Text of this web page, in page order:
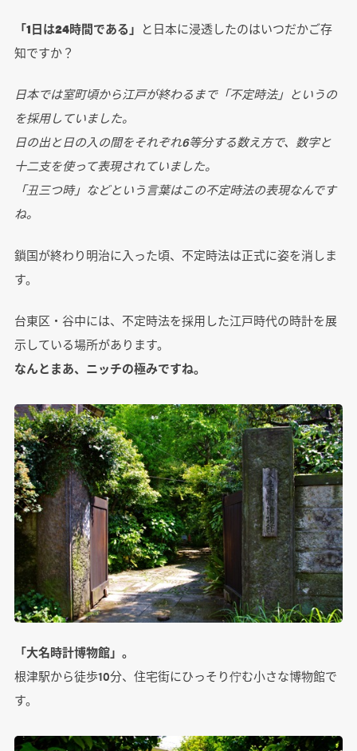
「1日は24時間である」 と日本に浸透したのはいつだかご存
知ですか？
日本では室町頃から江戸が終わるまで「不定時法」というの
を採用していました。
日の出と日の入の間をそれぞれ6等分する数え方で、数字と
十二支を使って表現されていました。
「丑三つ時」などという言葉はこの不定時法の表現なんです
ね。
鎖国が終わり明治に入った頃、不定時法は正式に姿を消しま
す。
台東区・谷中には、不定時法を採用した江戸時代の時計を展
示している場所があります。
なんとまあ、ニッチの極みですね。
「大名時計博物館」。
根津駅から徒歩10分、住宅街にひっそり佇む小さな博物館で
す。